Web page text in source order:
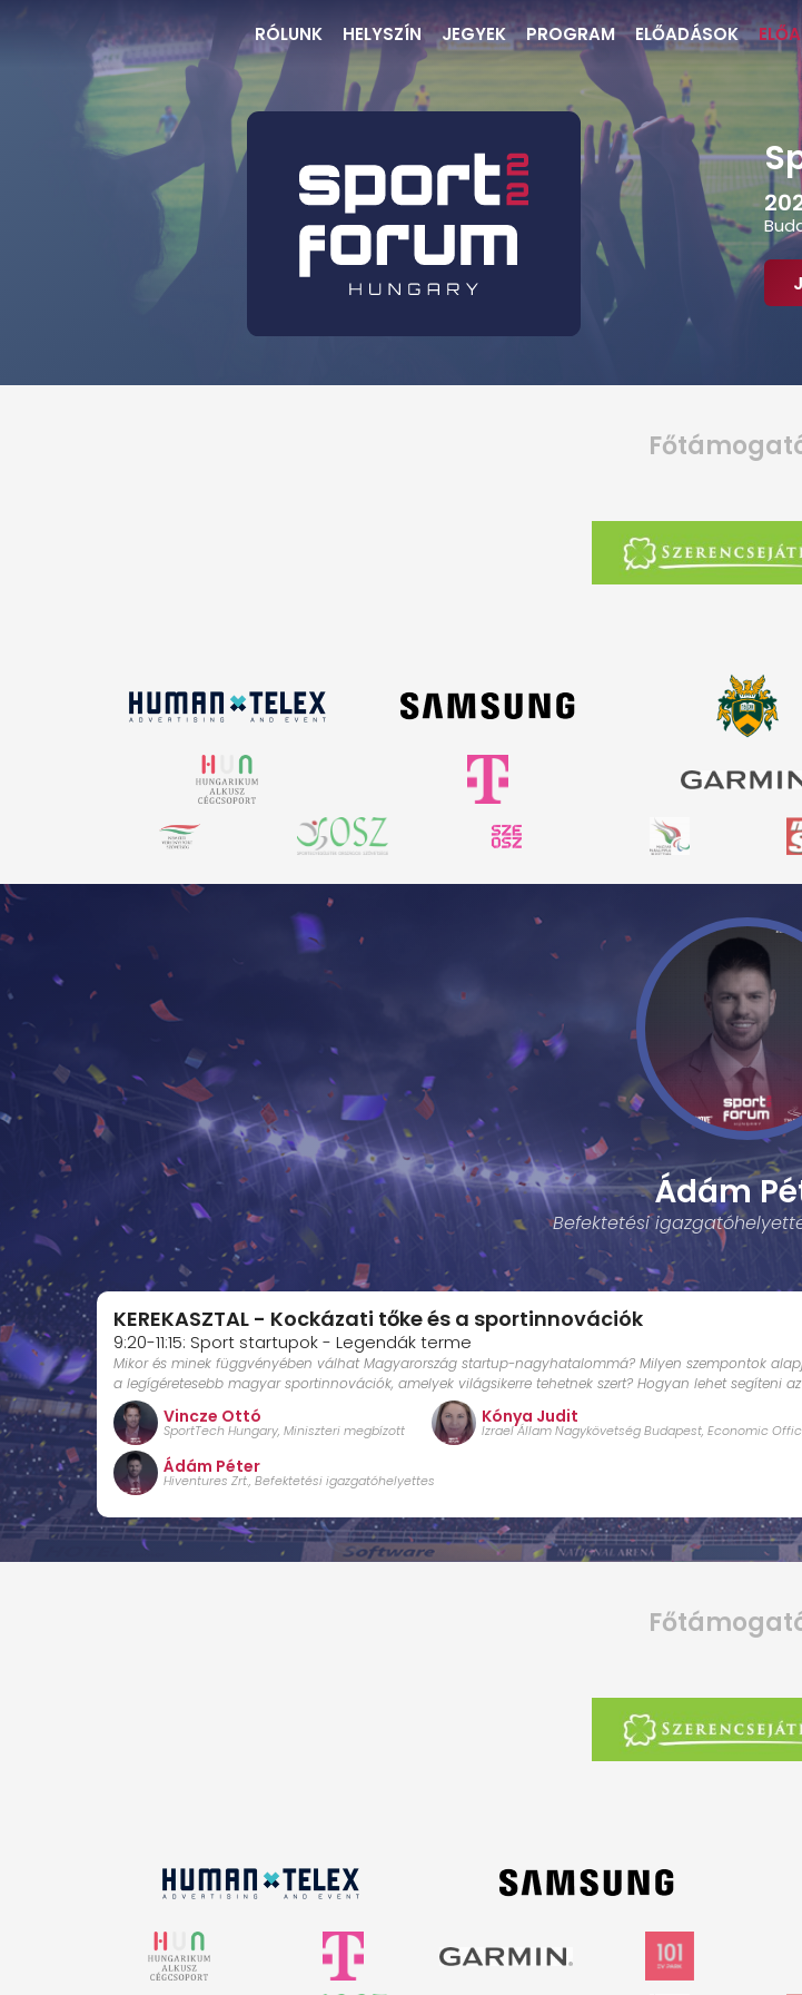
RÓLUNK HELYSZÍN JEGYEK PROGRAM ELŐADÁSOK
Ádám
Befektetési
KEREKASZTAL - Kockázati tőke és a sportinnovációk
9:20-11:15: Sport startupok - Legendák terme
Mikor és minek függvényében válhat Magyarország startup-nagyhatalommá? Milyen szempontok
a legígéretesebb magyar sportinnovációk, amelyek világsikerre tehetnek szert? Hogyan lehet segíteni
Vincze Ottó
SportTech Hungary, Miniszteri megbízott
Kónya Judit
Izrael Állam Nagykövetség Budapest, Economic
Ádám Péter
Hiventures Zrt., Befektetési igazgatóhelyettes